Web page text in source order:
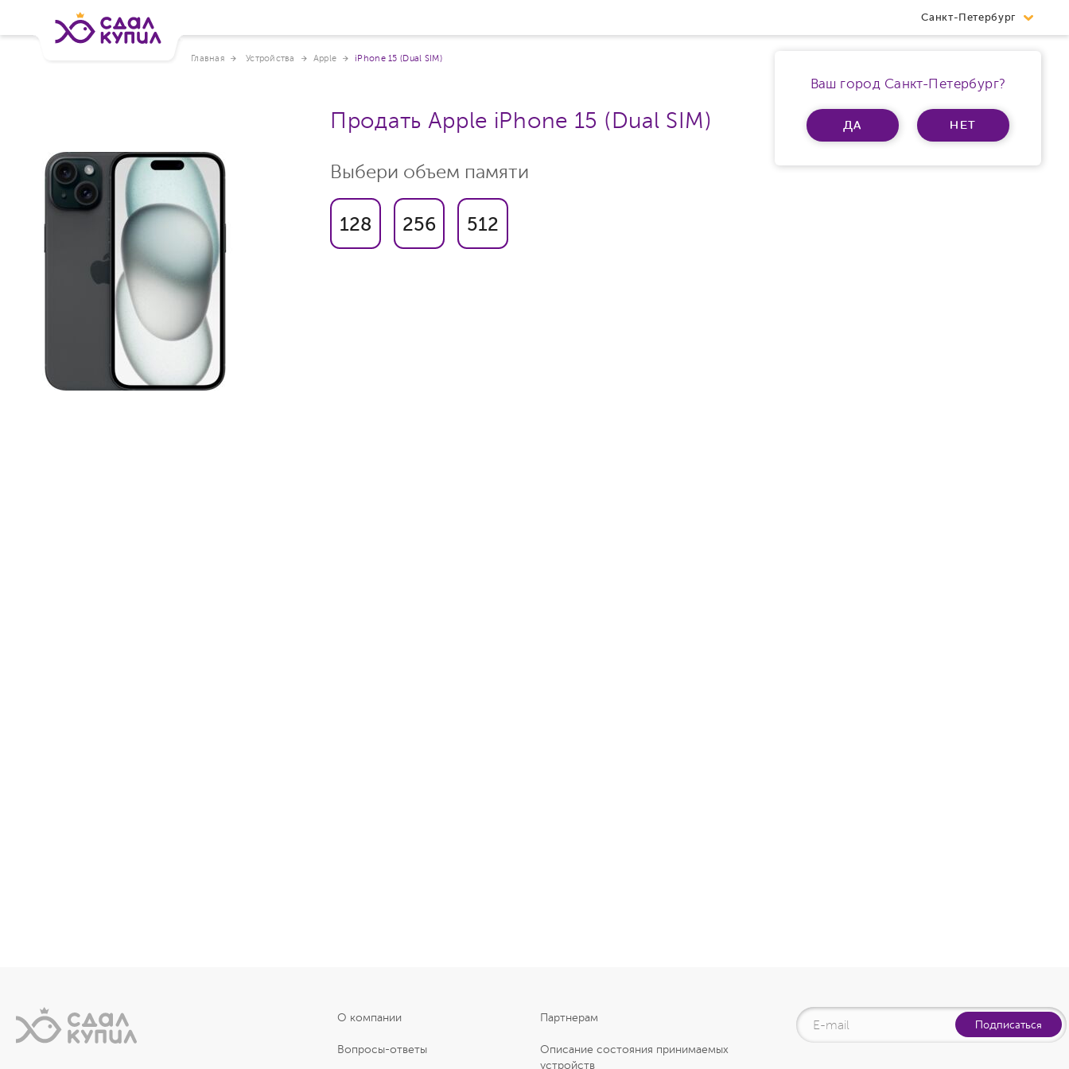
Санкт-Петербург
Ваш город Санкт-Петербург?
ДА НЕТ
Главная Устройства Apple iPhone 15 (Dual SIM)
Продать Apple iPhone 15 (Dual SIM)
Выбери объем памяти
128 256 512
О компании Партнерам
Вопросы-ответы
Описание состояния принимаемых
устройств
Подписаться